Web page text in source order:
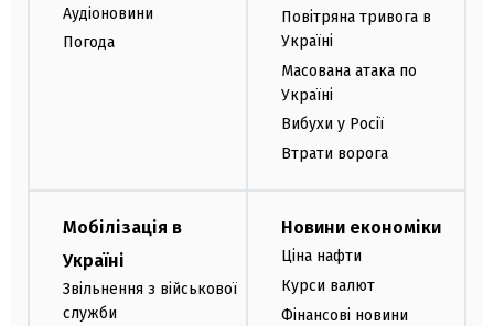
Аудіоновини
Погода
Повітряна тривога в
Україні
Масована атака по
Україні
Вибухи у Росії
Втрати ворога
Мобілізація в
Україні
Звільнення з військової
служби
Новини економіки
Ціна нафти
Курси валют
Фінансові новини